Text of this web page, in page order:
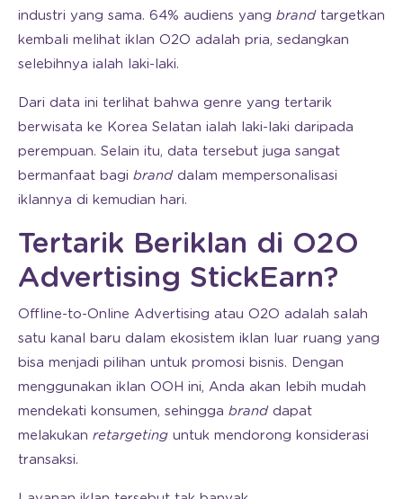
industri yang sama. 64% audiens yang brand targetkan
kembali melihat iklan O2O adalah pria, sedangkan
selebihnya ialah laki-laki.
Dari data ini terlihat bahwa genre yang tertarik
berwisata ke Korea Selatan ialah laki-laki daripada
perempuan. Selain itu, data tersebut juga sangat
bermanfaat bagi brand dalam mempersonalisasi
iklannya di kemudian hari.
Tertarik Beriklan di O2O
Advertising StickEarn?
Offline-to-Online Advertising atau O2O adalah salah
satu kanal baru dalam ekosistem iklan luar ruang yang
bisa menjadi pilihan untuk promosi bisnis. Dengan
menggunakan iklan OOH ini, Anda akan lebih mudah
mendekati konsumen, sehingga brand dapat
melakukan retargeting untuk mendorong konsiderasi
transaksi.